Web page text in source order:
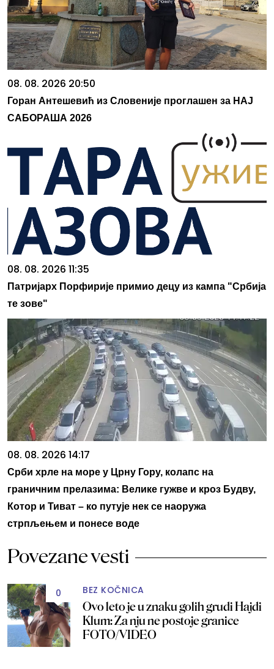
08. 08. 2026 20:50
Горан Антешевић из Словеније проглашен за НАЈ
САБОРАША 2026
08. 08. 2026 11:35
Патријарх Порфирије примио децу из кампа "Србија
те зове"
08. 08. 2026 14:17
Срби хрле на море у Црну Гору, колапс на
граничним прелазима: Велике гужве и кроз Будву,
Котор и Тиват – ко путује нек се наоружа
стрпљењем и понесе воде
Povezane vesti
0 BEZ KOČNICA
Ovo leto je u znaku golih grudi Hajdi
Klum: Za nju ne postoje granice
FOTO/VIDEO